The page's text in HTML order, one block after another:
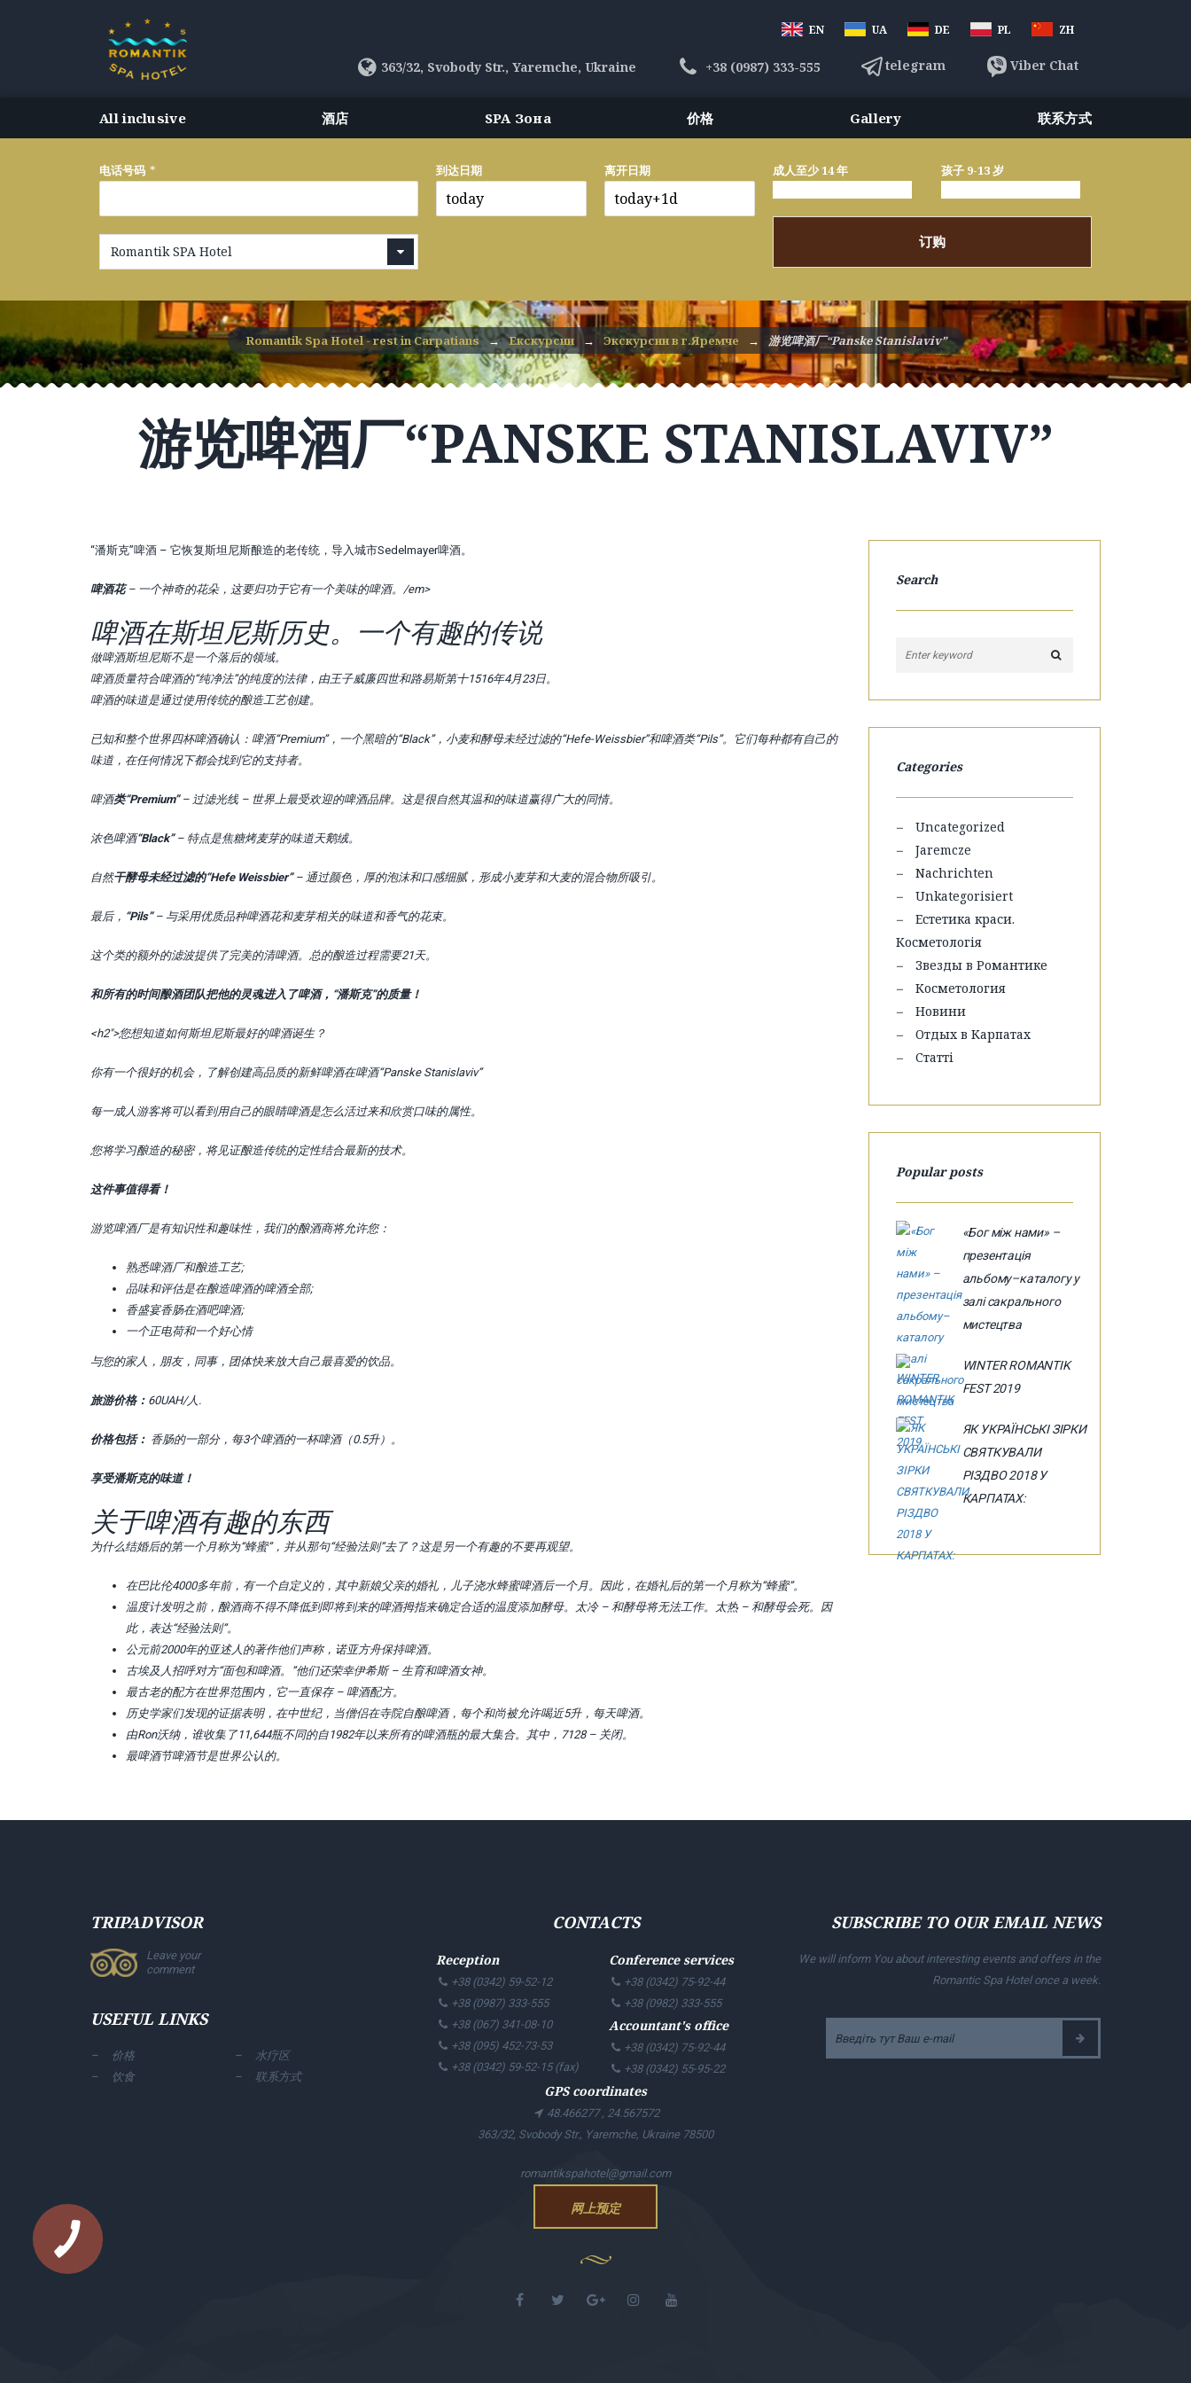
EN UA DE PL ZH
363/32, Svobody Str., Yaremche, Ukraine +38 (0987) 333-555 telegram Viber Chat
All inclusive 酒店 SPA Зона 价格 Gallery 联系方式
电话号码 *
Romantik SPA Hotel
到达日期 离开日期 成人至少 14 年 孩子 9-13 岁
订购
Romantik Spa Hotel - rest in Carpatians → Екскурсии → Экскурсии в г.Яремче → 游览啤酒厂“Panske Stanislaviv”
游览啤酒厂“PANSKE STANISLAVIV”
“潘斯克”啤酒 – 它恢复斯坦尼斯酿造的老传统，导入城市Sedelmayer啤酒。
啤酒花– 一个神奇的花朵，这要归功于它有一个美味的啤酒。/em>
啤酒在斯坦尼斯历史。一个有趣的传说
做啤酒斯坦尼斯不是一个落后的领域。
啤酒质量符合啤酒的“纯净法”的纯度的法律，由王子威廉四世和路易斯第十1516年4月23日。
啤酒的味道是通过使用传统的酿造工艺创建。
已知和整个世界四杯啤酒确认：啤酒“Premium”，一个黑暗的“Black”，小麦和酵母未经过滤的“Hefe-Weissbier”和啤酒类“Pils”。它们每种都有自己的
味道，在任何情况下都会找到它的支持者。
啤酒类“Premium”– 过滤光线 – 世界上最受欢迎的啤酒品牌。这是很自然其温和的味道赢得广大的同情。
浓色啤酒“Black”– 特点是焦糖烤麦芽的味道天鹅绒。
自然干酵母未经过滤的“Hefe Weissbier”– 通过颜色，厚的泡沫和口感细腻，形成小麦芽和大麦的混合物所吸引。
最后， “Pils”– 与采用优质品种啤酒花和麦芽相关的味道和香气的花束。
这个类的额外的滤波提供了完美的清啤酒。总的酿造过程需要21天。
和所有的时间酿酒团队把他的灵魂进入了啤酒，“潘斯克”的质量！
<h2″>您想知道如何斯坦尼斯最好的啤酒诞生？
你有一个很好的机会，了解创建高品质的新鲜啤酒在啤酒“Panske Stanislaviv”
每一成人游客将可以看到用自己的眼睛啤酒是怎么活过来和欣赏口味的属性。
您将学习酿造的秘密，将见证酿造传统的定性结合最新的技术。
这件事值得看！
游览啤酒厂是有知识性和趣味性，我们的酿酒商将允许您：
熟悉啤酒厂和酿造工艺;
品味和评估是在酿造啤酒的啤酒全部;
香盛宴香肠在酒吧啤酒;
一个正电荷和一个好心情
与您的家人，朋友，同事，团体快来放大自己最喜爱的饮品。
旅游价格： 60UAH/人.
价格包括： 香肠的一部分，每3个啤酒的一杯啤酒（0.5升）。
享受潘斯克的味道！
关于啤酒有趣的东西
为什么结婚后的第一个月称为“蜂蜜”，并从那句“经验法则”去了？这是另一个有趣的不要再观望。
在巴比伦4000多年前，有一个自定义的，其中新娘父亲的婚礼，儿子浇水蜂蜜啤酒后一个月。因此，在婚礼后的第一个月称为“蜂蜜”。
温度计发明之前，酿酒商不得不降低到即将到来的啤酒拇指来确定合适的温度添加酵母。太冷 – 和酵母将无法工作。太热 – 和酵母会死。因
此，表达“经验法则”。
公元前2000年的亚述人的著作他们声称，诺亚方舟保持啤酒。
古埃及人招呼对方“面包和啤酒。”他们还荣幸伊希斯 – 生育和啤酒女神。
最古老的配方在世界范围内，它一直保存 – 啤酒配方。
历史学家们发现的证据表明，在中世纪，当僧侣在寺院自酿啤酒，每个和尚被允许喝近5升，每天啤酒。
由Ron沃纳，谁收集了11,644瓶不同的自1982年以来所有的啤酒瓶的最大集合。其中，7128 – 关闭。
最啤酒节啤酒节是世界公认的。
Search
Categories
Uncategorized
Jaremcze
Nachrichten
Unkategorisiert
Естетика краси.
Косметологія
Звезды в Романтике
Косметология
Новини
Отдых в Карпатах
Статті
Popular posts
«Бог між нами» –
презентація
альбому–каталогу у
залі сакрального
мистецтва
WINTER ROMANTIK
FEST 2019
ЯК УКРАЇНСЬКІ ЗІРКИ
СВЯТКУВАЛИ
РІЗДВО 2018 У
КАРПАТАХ:
TRIPADVISOR
Leave your
comment
USEFUL LINKS
价格
饮食
水疗区
联系方式
CONTACTS
Reception
+38 (0342) 59-52-12
+38 (0987) 333-555
+38 (067) 341-08-10
+38 (095) 452-73-53
+38 (0342) 59-52-15 (fax)
Conference services
+38 (0342) 75-92-44
+38 (0982) 333-555
Accountant's office
+38 (0342) 75-92-44
+38 (0342) 55-95-22
GPS coordinates
48.466277 , 24.567572
363/32, Svobody Str., Yaremche, Ukraine 78500
romantikspahotel@gmail.com
网上预定
SUBSCRIBE TO OUR EMAIL NEWS
We will inform You about interesting events and offers in the
Romantic Spa Hotel once a week.